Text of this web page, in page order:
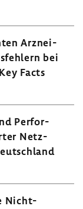
Arznei­
bei
Facts
Perfor­
Netz­
Nicht-​